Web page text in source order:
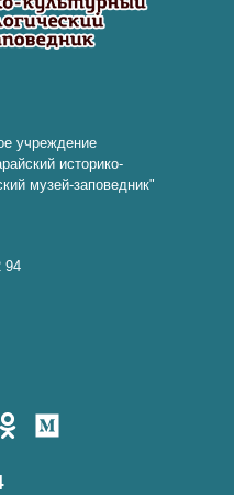
учреждение
историко-
музей-заповедник"
94